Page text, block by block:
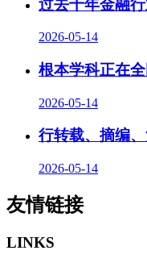
过去十年金融
2026-05-14
根本学科正在
2026-05-14
行转载、摘编
2026-05-14
友情链接
LINKS